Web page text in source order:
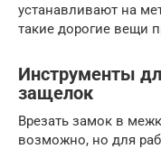
устанавливают на
такие дорогие вещи
Инструменты
защелок
Врезать замок в
возможно, но для